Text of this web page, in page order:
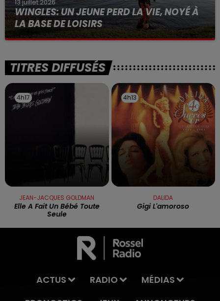
13 juillet 2026
WINGLES: UN JEUNE PERD LA VIE, NOYÉ À
LA BASE DE LOISIRS
La victime a coulé à pic
TITRES DIFFUSÉS
4h17
4h17
JEAN-JACQUES GOLDMAN
Elle A Fait Un Bébé Toute
Seule
4h13
4h13
DALIDA
Gigi L'amoroso
ACTUS RADIO
MÉDIAS